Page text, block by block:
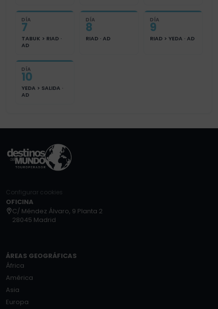
DÍA
7
TABUK > RIAD ·
AD
DÍA
8
RIAD · AD
DÍA
9
RIAD > YEDA · AD
DÍA
10
YEDA > SALIDA ·
AD
Configurar cookies
OFICINA
C/ Méndez Álvaro, 9 Planta 2
28045 Madrid
ÁREAS GEOGRÁFICAS
África
América
Asia
Europa